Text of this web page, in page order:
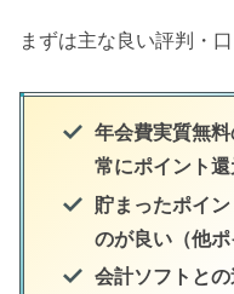
まずは主な良い評判・口
年会費実質無
常にポイント
貯まったポイ
のが良い（他ポ
会計ソフトと